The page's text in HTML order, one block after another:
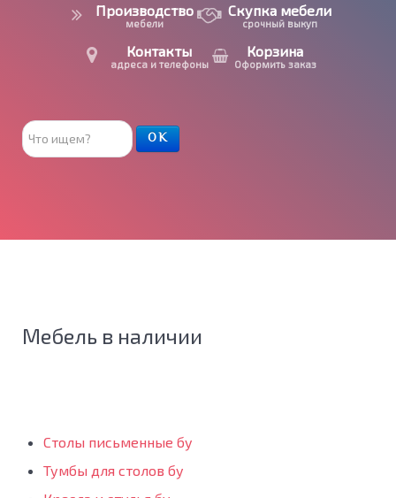
Производство
мебели
Скупка мебели
срочный выкуп
Контакты
адреса и телефоны
Корзина
Оформить заказ
Поиск
товара
ОК
Мебель в наличии
Столы письменные бу
Тумбы для столов бу